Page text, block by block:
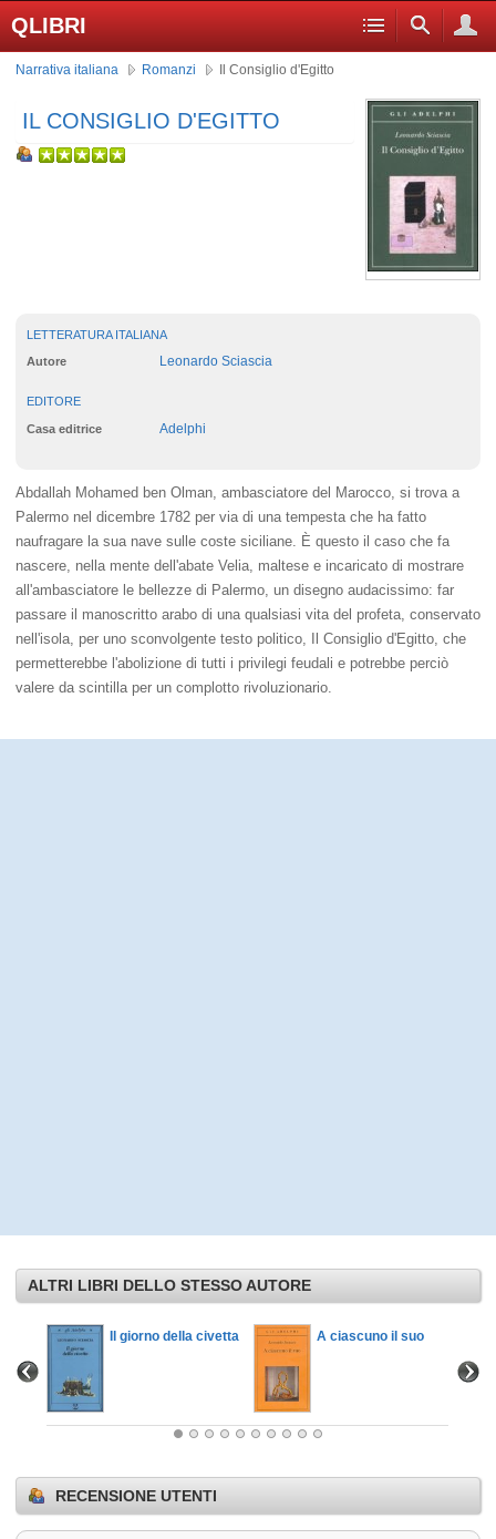
QLIBRI
Narrativa italiana Romanzi Il Consiglio d'Egitto
IL CONSIGLIO D'EGITTO
LETTERATURA ITALIANA
Autore Leonardo Sciascia
EDITORE
Casa editrice Adelphi
Abdallah Mohamed ben Olman, ambasciatore del Marocco, si trova a
Palermo nel dicembre 1782 per via di una tempesta che ha fatto
naufragare la sua nave sulle coste siciliane. È questo il caso che fa
nascere, nella mente dell'abate Velia, maltese e incaricato di mostrare
all'ambasciatore le bellezze di Palermo, un disegno audacissimo: far
passare il manoscritto arabo di una qualsiasi vita del profeta, conservato
nell'isola, per uno sconvolgente testo politico, Il Consiglio d'Egitto, che
permetterebbe l'abolizione di tutti i privilegi feudali e potrebbe perciò
valere da scintilla per un complotto rivoluzionario.
ALTRI LIBRI DELLO STESSO AUTORE
Il giorno della civetta A ciascuno il suo
RECENSIONE UTENTI